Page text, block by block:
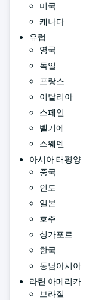
미국
캐나다
유럽
영국
독일
프랑스
이탈리아
스페인
벨기에
스웨덴
아시아 태평양
중국
인도
일본
호주
싱가포르
한국
동남아시아
라틴 아메리카
브라질